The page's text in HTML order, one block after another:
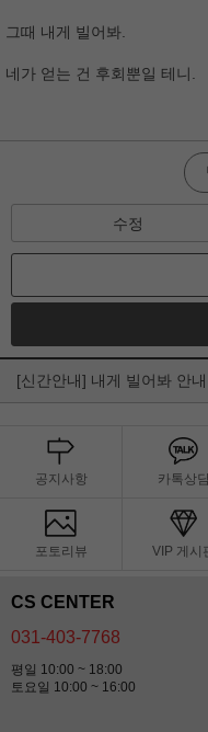
그때 내게 빌어봐.
네가 얻는 건 후회뿐일 테니.
수정
[신간안내] 내게 빌어봐 안
공지사항 카톡상
포토리뷰 VIP 게시
CS CENTER
031-403-7768
평일 10:00 ~ 18:00
토요일 10:00 ~ 16:00